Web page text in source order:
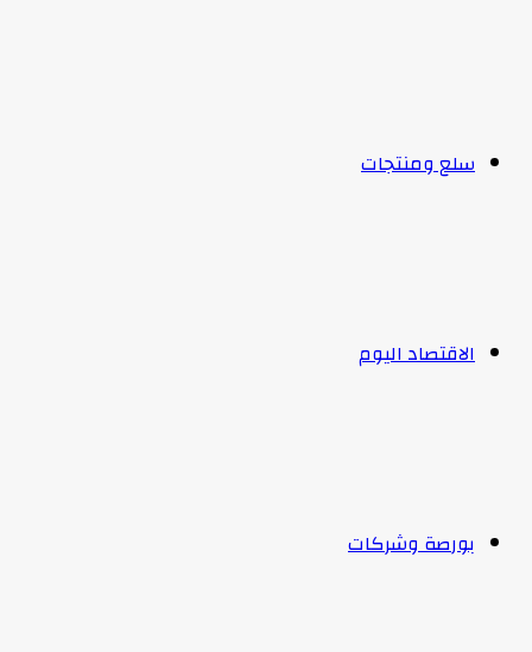
سلع ومنتجات
الاقتصاد اليوم
بورصة وشركات